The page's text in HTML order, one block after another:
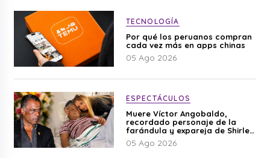
TECNOLOGÍA
Por qué los peruanos compran
cada vez más en apps chinas
05 Ago 2026
ESPECTÁCULOS
Muere Víctor Angobaldo,
recordado personaje de la
farándula y expareja de Shirley
Cherres
05 Ago 2026